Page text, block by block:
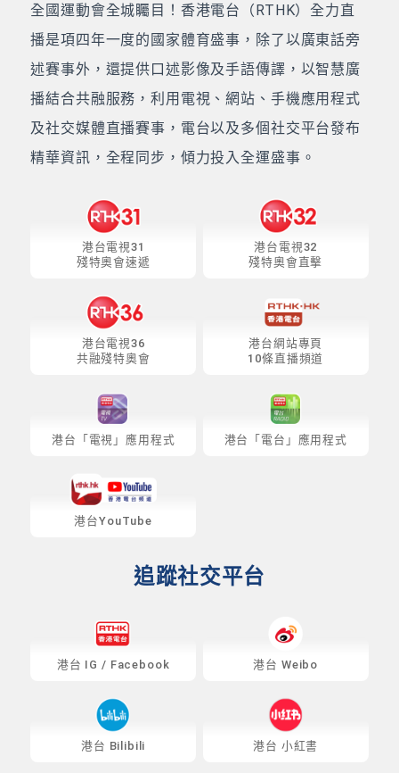
全國運動會全城矚目！香港電台（RTHK）全力直
播是項四年一度的國家體育盛事，除了以廣東話旁
述賽事外，還提供口述影像及手語傳譯，以智慧廣
播結合共融服務，利用電視、網站、手機應用程式
及社交媒體直播賽事，電台以及多個社交平台發布
精華資訊，全程同步，傾力投入全運盛事。
港台電視31
殘特奧會速遞
港台電視32
殘特奧會直擊
港台電視36
共融殘特奧會
港台網站專頁
10條直播頻道
港台「電視」應用程式 港台「電台」應用程式
港台YouTube
追蹤社交平台
港台 IG / Facebook 港台 Weibo
港台 Bilibili 港台 小紅書